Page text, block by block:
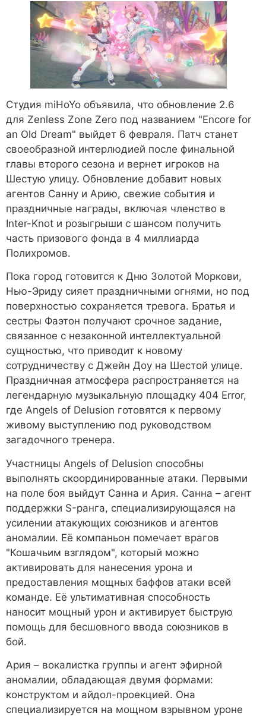
Студия miHoYo объявила, что обновление 2.6
для Zenless Zone Zero под названием "Encore for
an Old Dream" выйдет 6 февраля. Патч станет
своеобразной интерлюдией после финальной
главы второго сезона и вернет игроков на
Шестую улицу. Обновление добавит новых
агентов Санну и Арию, свежие события и
праздничные награды, включая членство в
Inter-Knot и розыгрыши с шансом получить
часть призового фонда в 4 миллиарда
Полихромов.
Пока город готовится к Дню Золотой Моркови,
Нью-Эриду сияет праздничными огнями, но под
поверхностью сохраняется тревога. Братья и
сестры Фаэтон получают срочное задание,
связанное с незаконной интеллектуальной
сущностью, что приводит к новому
сотрудничеству с Джейн Доу на Шестой улице.
Праздничная атмосфера распространяется на
легендарную музыкальную площадку 404 Error,
где Angels of Delusion готовятся к первому
живому выступлению под руководством
загадочного тренера.
Участницы Angels of Delusion способны
выполнять скоординированные атаки. Первыми
на поле боя выйдут Санна и Ария. Санна – агент
поддержки S-ранга, специализирующаяся на
усилении атакующих союзников и агентов
аномалии. Её компаньон помечает врагов
"Кошачьим взглядом", который можно
активировать для нанесения урона и
предоставления мощных баффов атаки всей
команде. Её ультимативная способность
наносит мощный урон и активирует быструю
помощь для бесшовного ввода союзников в
бой.
Ария – вокалистка группы и агент эфирной
аномалии, обладающая двумя формами:
конструктом и айдол-проекцией. Она
специализируется на мощном взрывном уроне